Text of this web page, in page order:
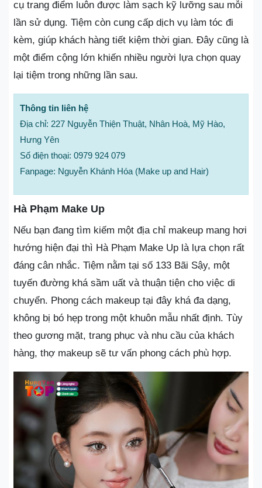
cụ trang điểm luôn được làm sạch kỹ lưỡng sau mỗi
lần sử dụng. Tiệm còn cung cấp dịch vụ làm tóc đi
kèm, giúp khách hàng tiết kiệm thời gian. Đây cũng là
một điểm cộng lớn khiến nhiều người lựa chọn quay
lại tiệm trong những lần sau.
Thông tin liên hệ
Địa chỉ: 227 Nguyễn Thiện Thuật, Nhân Hoà, Mỹ Hào,
Hưng Yên
Số điện thoại: 0979 924 079
Fanpage: Nguyễn Khánh Hóa (Make up and Hair)
Hà Phạm Make Up
Nếu bạn đang tìm kiếm một địa chỉ makeup mang hơi
hướng hiện đại thì Hà Phạm Make Up là lựa chọn rất
đáng cân nhắc. Tiệm nằm tại số 133 Bãi Sậy, một
tuyến đường khá sầm uất và thuận tiện cho việc di
chuyển. Phong cách makeup tại đây khá đa dạng,
không bị bó hẹp trong một khuôn mẫu nhất định. Tùy
theo gương mặt, trang phục và nhu cầu của khách
hàng, thợ makeup sẽ tư vấn phong cách phù hợp.